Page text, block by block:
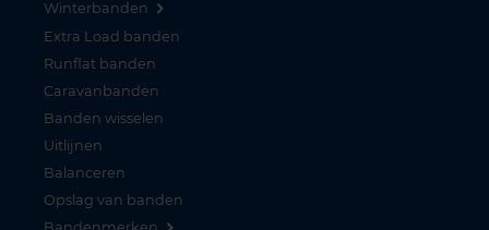
Winterbanden
Extra Load banden
Runflat banden
Caravanbanden
Banden wisselen
Uitlijnen
Balanceren
Opslag van banden